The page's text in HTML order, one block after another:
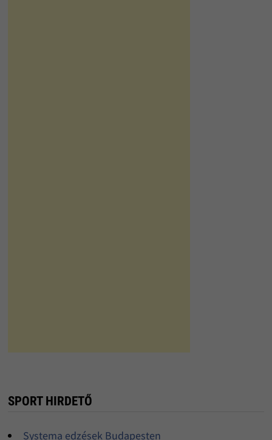
SPORT HIRDETŐ
Systema edzések Budapesten